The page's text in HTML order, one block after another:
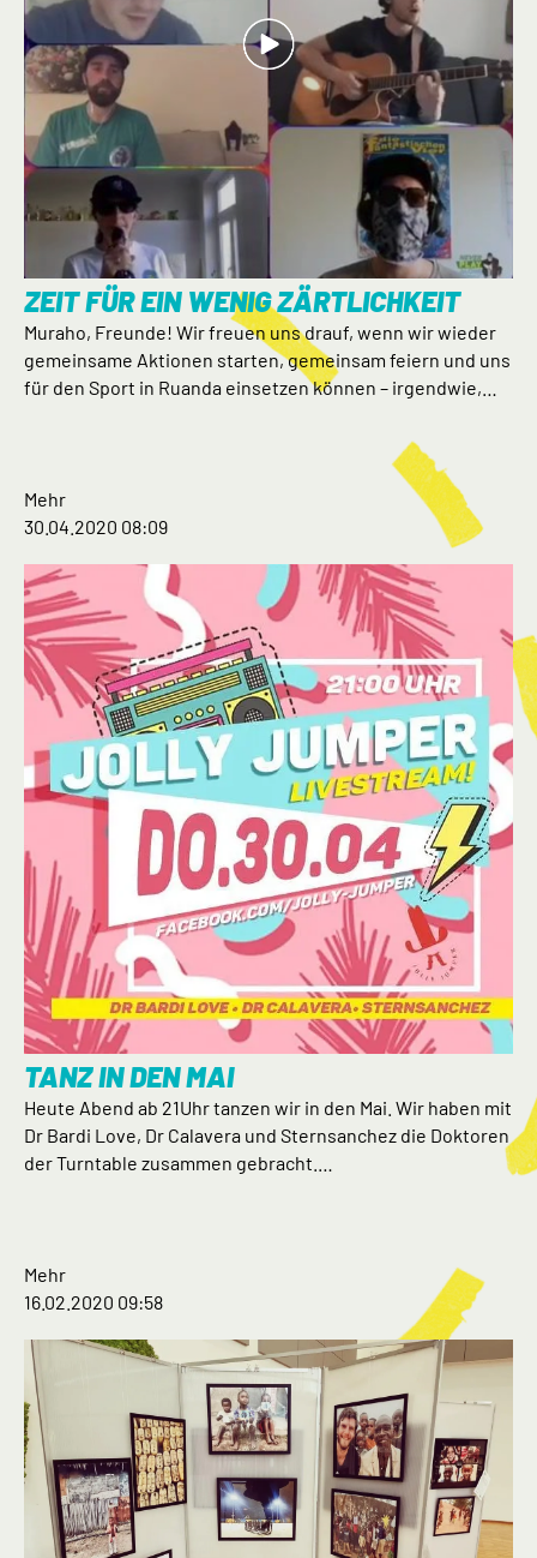
ZEIT FÜR EIN WENIG ZÄRTLICHKEIT
Muraho, Freunde! Wir freuen uns drauf, wenn wir wieder
gemeinsame Aktionen starten, gemeinsam feiern und uns
für den Sport in Ruanda einsetzen können – irgendwie,…
Mehr
30.04.2020 08:09
TANZ IN DEN MAI
Heute Abend ab 21Uhr tanzen wir in den Mai. Wir haben mit
Dr Bardi Love, Dr Calavera und Sternsanchez die Doktoren
der Turntable zusammen gebracht.…
Mehr
16.02.2020 09:58